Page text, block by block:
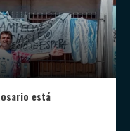
está